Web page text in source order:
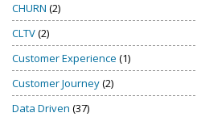
CHURN (2)
CLTV(2)
Customer Experience (1)
Customer Journey(2)
Data Driven (37)